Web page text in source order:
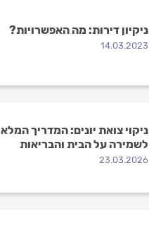
ניקיון דירות: מה האפשרויות?
14.03.2023
ניקוי צואת יונים: המדריך המלא
לשמירה על הבית והבריאות
23.03.2026